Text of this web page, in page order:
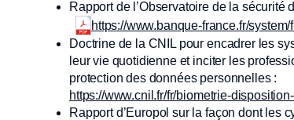
Rapport de l’Observatoire de la sécurité
https://www.banque-france.fr/
Doctrine de la CNIL pour encadrer les
leur vie quotidienne et inciter les
protection des données personnelles :
https://www.cnil.fr/fr/biometrie-
Rapport d’Europol sur la façon dont les